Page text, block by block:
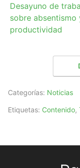
Desayuno de
sobre absentismo
productividad
Categorías: Noticias
Etiquetas: Contenido,